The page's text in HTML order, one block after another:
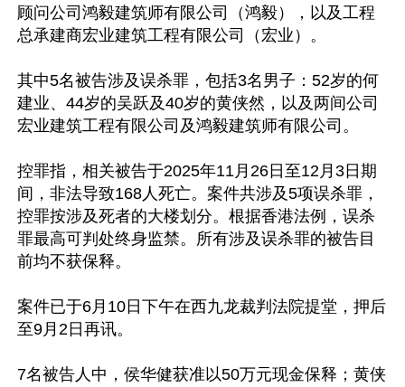
顾问公司鸿毅建筑师有限公司（鸿毅），以及工程
总承建商宏业建筑工程有限公司（宏业）。
其中5名被告涉及误杀罪，包括3名男子：52岁的何
建业、44岁的吴跃及40岁的黄侠然，以及两间公司
宏业建筑工程有限公司及鸿毅建筑师有限公司。
控罪指，相关被告于2025年11月26日至12月3日期
间，非法导致168人死亡。案件共涉及5项误杀罪，
控罪按涉及死者的大楼划分。根据香港法例，误杀
罪最高可判处终身监禁。所有涉及误杀罪的被告目
前均不获保释。
案件已于6月10日下午在西九龙裁判法院提堂，押后
至9月2日再讯。
7名被告人中，侯华健获准以50万元现金保释；黄侠